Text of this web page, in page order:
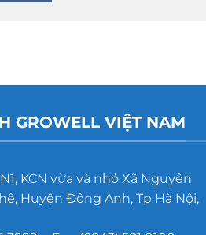
GROWELL VIỆT NAM
KCN vừa và nhỏ Xã Nguyên
Huyện Đông Anh, Tp Hà Nội,